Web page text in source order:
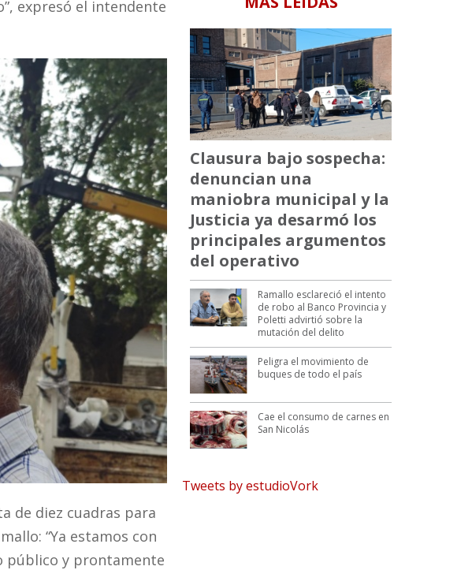
expresó el intendente
de diez cuadras para
“Ya estamos con
público y prontamente
Clausura bajo sospecha:
denuncian una
maniobra municipal y la
Justicia ya desarmó los
principales argumentos
del operativo
Ramallo esclareció el intento
de robo al Banco Provincia y
Poletti advirtió sobre la
mutación del delito
Peligra el movimiento de
buques de todo el país
Cae el consumo de carnes en
San Nicolás
Tweets by estudioVork